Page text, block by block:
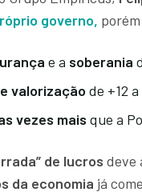
governo,
e a soberania
valorização de +12
vezes mais que a
de lucros deve
da economia já